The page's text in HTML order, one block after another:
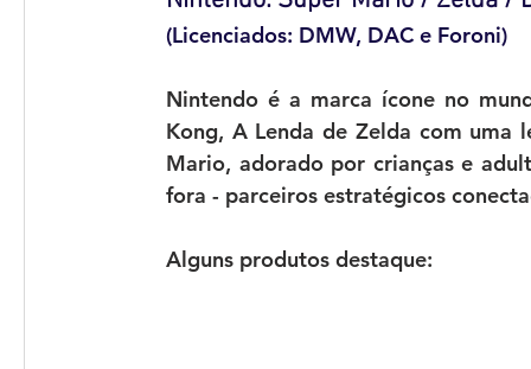
(Licenciados: DMW, DAC e Foroni)
Nintendo é a marca ícone no
Kong, A Lenda de Zelda com uma
Mario, adorado por crianças e
fora - parceiros estratégicos
Alguns produtos destaque: